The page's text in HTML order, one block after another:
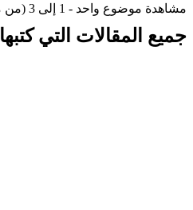
مشاهدة موضوع واحد - 1 إلى 3 (من مجموع 3)
جميع المقالات التي كتبها Tomer Helzer: